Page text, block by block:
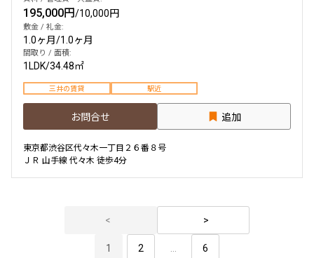
195,000円/10,000円
敷金 / 礼金:
1.0ヶ月/1.0ヶ月
間取り / 面積:
1LDK/34.48㎡
三井の賃貸 駅近
お問合せ 追加
東京都渋谷区代々木一丁目２６番８号
ＪＲ 山手線 代々木 徒歩4分
1 2 ... 6